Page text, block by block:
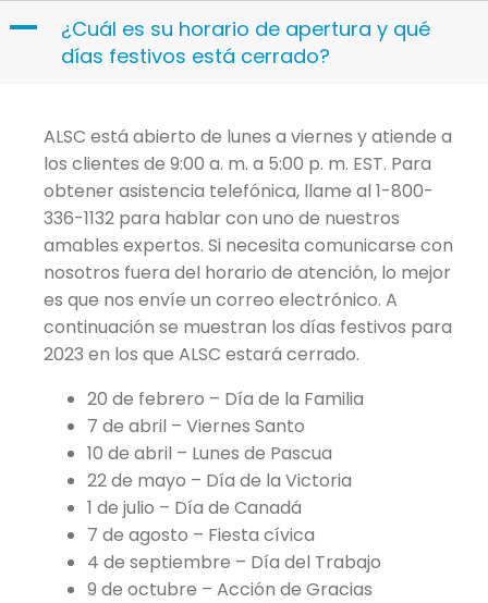
content
A
¿Cuál es su horario de apertura y qué
días festivos está cerrado?
ALSC está abierto de lunes a viernes y atiende a
los clientes de 9:00 a. m. a 5:00 p. m. EST. Para
obtener asistencia telefónica, llame al 1-800-
336-1132 para hablar con uno de nuestros
amables expertos. Si necesita comunicarse con
nosotros fuera del horario de atención, lo mejor
es que nos envíe un correo electrónico. A
continuación se muestran los días festivos para
2023 en los que ALSC estará cerrado.
20 de febrero – Día de la Familia
7 de abril – Viernes Santo
10 de abril – Lunes de Pascua
22 de mayo – Día de la Victoria
1 de julio – Día de Canadá
7 de agosto – Fiesta cívica
4 de septiembre – Día del Trabajo
9 de octubre – Acción de Gracias